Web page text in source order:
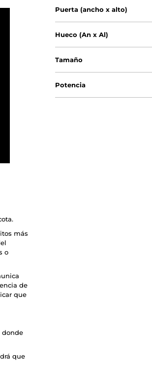
más
o
de
que
donde
que
Puerta (ancho x alto)
Hueco (An x Al)
Tamaño
Potencia